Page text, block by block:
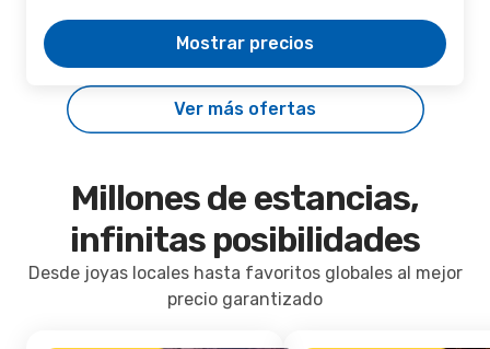
Mostrar precios
Ver más ofertas
Millones de estancias,
infinitas posibilidades
Desde joyas locales hasta favoritos globales al mejor
precio garantizado